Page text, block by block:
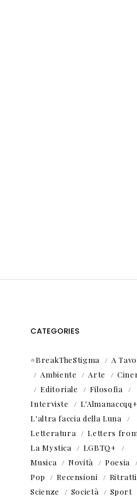
CATEGORIES
#BreakTheStigma
A
Ambiente
Arte
Editoriale
Filosofia
Interviste
L'Almanaccqq+
L'altra faccia della Luna
Letteratura
Letters from
La Mystica
LGBTQ+
Musica
Novità
Poesia
Pop
Recensioni
Ritratti
Scienze
Società Sport